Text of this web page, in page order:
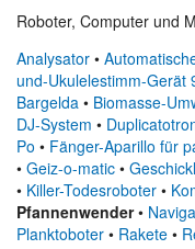
Roboter, Computer und
Analysator •
und-Ukulelestimm-Gerät
Bargelda • Biomasse-
DJ-System •
Po • Fänger-Aparillo für
• Geiz-o-matic •
• Killer-Todesroboter •
Pfannenwender•
Planktoboter • Rakete •